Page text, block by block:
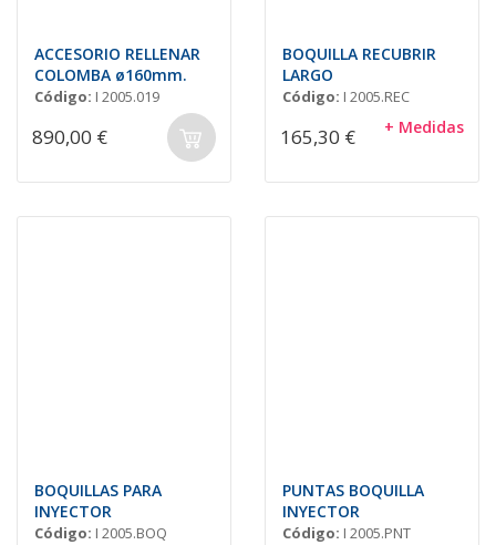
ACCESORIO RELLENAR
COLOMBA ø160mm.
Código: I 2005.019
890,00 €
BOQUILLA RECUBRIR
LARGO
Código: I 2005.REC
165,30 € + Medidas
BOQUILLAS PARA
INYECTOR
Código: I 2005.BOQ
PUNTAS BOQUILLA
INYECTOR
Código: I 2005.PNT